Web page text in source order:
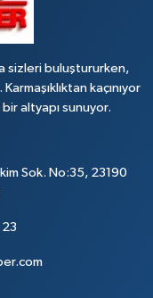
sizleri buluştururken,
kaçınıyor
altyapı sunuyor.
Sok. No:35, 23190